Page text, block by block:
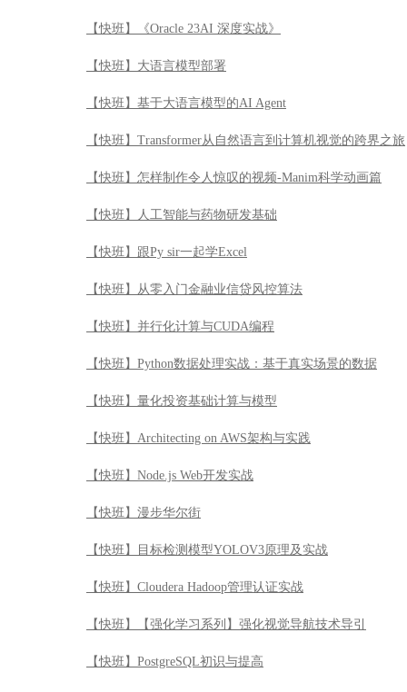
【快班】《Oracle 23AI 深度实战》
【快班】大语言模型部署
【快班】基于大语言模型的AI Agent
【快班】Transformer从自然语言到计算机视觉的跨界之旅
【快班】怎样制作令人惊叹的视频-Manim科学动画篇
【快班】人工智能与药物研发基础
【快班】跟Py sir一起学Excel
【快班】从零入门金融业信贷风控算法
【快班】并行化计算与CUDA编程
【快班】Python数据处理实战：基于真实场景的数据
【快班】量化投资基础计算与模型
【快班】Architecting on AWS架构与实践
【快班】Node.js Web开发实战
【快班】漫步华尔街
【快班】目标检测模型YOLOV3原理及实战
【快班】Cloudera Hadoop管理认证实战
【快班】【强化学习系列】强化视觉导航技术导引
【快班】PostgreSQL初识与提高